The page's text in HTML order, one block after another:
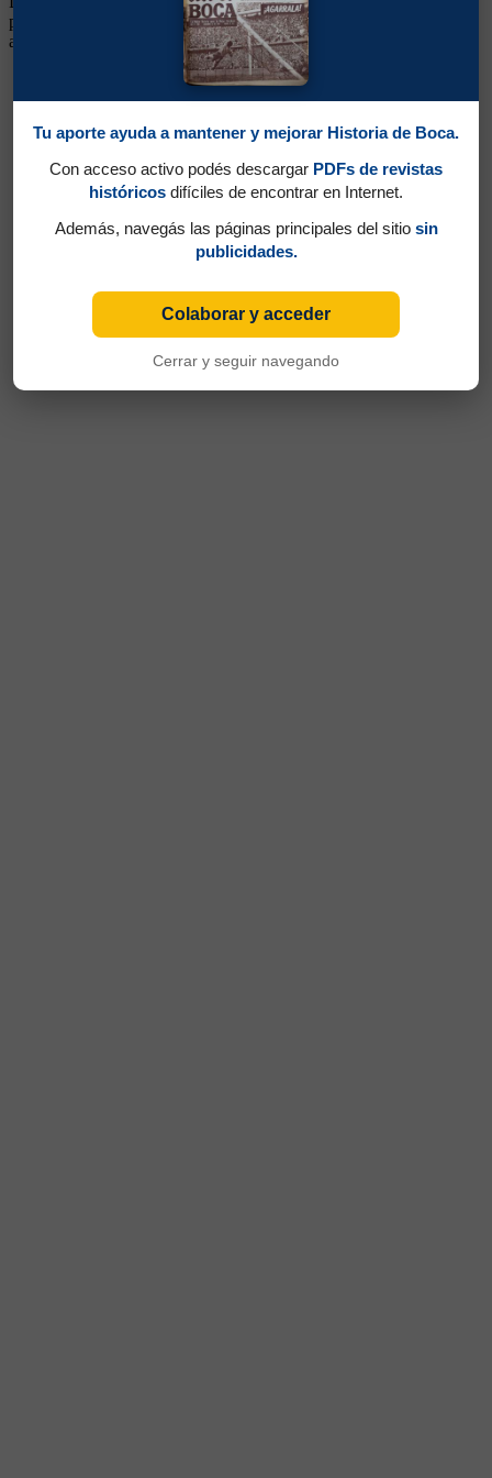
para reforzar al campeón de 1931. Tuvo un buen rendimiento en el
año del campeonato. Luego volvió a Platense
Tu aporte ayuda a mantener y mejorar Historia de Boca.
Con acceso activo podés descargar PDFs de revistas
históricos difíciles de encontrar en Internet.
Además, navegás las páginas principales del sitio sin
publicidades.
Colaborar y acceder
Cerrar y seguir navegando